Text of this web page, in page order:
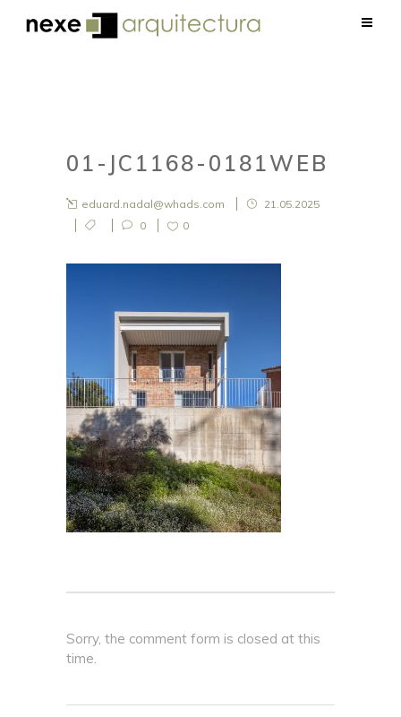
01-JC1168-0181WEB
eduard.nadal@whads.com
21.05.2025
0
0
Sorry, the comment form is closed at this
time.